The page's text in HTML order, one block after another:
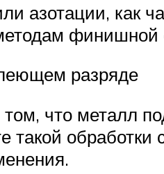
азотации, как
финишной
разряде
что металл
такой